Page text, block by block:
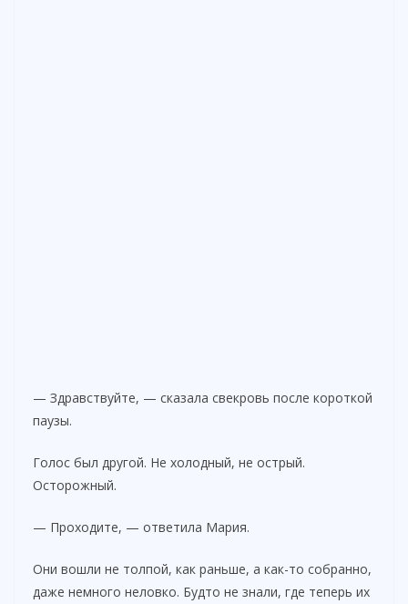
— Здравствуйте, — сказала свекровь после короткой
паузы.
Голос был другой. Не холодный, не острый.
Осторожный.
— Проходите, — ответила Мария.
Они вошли не толпой, как раньше, а как-то собранно,
даже немного неловко. Будто не знали, где теперь их